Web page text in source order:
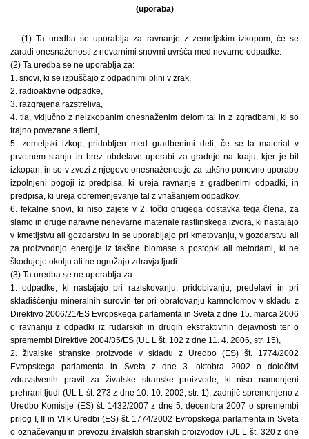
(uporaba)
(1) Ta uredba se uporablja za ravnanje z zemeljskim izkopom, če se
zaradi onesnaženosti z nevarnimi snovmi uvršča med nevarne odpadke.
(2) Ta uredba se ne uporablja za:
1. snovi, ki se izpuščajo z odpadnimi plini v zrak,
2. radioaktivne odpadke,
3. razgrajena razstreliva,
4. tla, vključno z neizkopanim onesnaženim delom tal in z zgradbami, ki so
trajno povezane s tlemi,
5. zemeljski izkop, pridobljen med gradbenimi deli, če se ta material v
prvotnem stanju in brez obdelave uporabi za gradnjo na kraju, kjer je bil
izkopan, in so v zvezi z njegovo onesnaženostjo za takšno ponovno uporabo
izpolnjeni pogoji iz predpisa, ki ureja ravnanje z gradbenimi odpadki, in
predpisa, ki ureja obremenjevanje tal z vnašanjem odpadkov,
6. fekalne snovi, ki niso zajete v 2. točki drugega odstavka tega člena, za
slamo in druge naravne nenevarne materiale rastlinskega izvora, ki nastajajo
v kmetijstvu ali gozdarstvu in se uporabljajo pri kmetovanju, v gozdarstvu ali
za proizvodnjo energije iz takšne biomase s postopki ali metodami, ki ne
škodujejo okolju ali ne ogrožajo zdravja ljudi.
(3) Ta uredba se ne uporablja za:
1. odpadke, ki nastajajo pri raziskovanju, pridobivanju, predelavi in pri
skladiščenju mineralnih surovin ter pri obratovanju kamnolomov v skladu z
Direktivo 2006/21/ES Evropskega parlamenta in Sveta z dne 15. marca 2006
o ravnanju z odpadki iz rudarskih in drugih ekstraktivnih dejavnosti ter o
spremembi Direktive 2004/35/ES (UL L št. 102 z dne 11. 4. 2006, str. 15),
2. živalske stranske proizvode v skladu z Uredbo (ES) št. 1774/2002
Evropskega parlamenta in Sveta z dne 3. oktobra 2002 o določitvi
zdravstvenih pravil za živalske stranske proizvode, ki niso namenjeni
prehrani ljudi (UL L št. 273 z dne 10. 10. 2002, str. 1), zadnjič spremenjeno z
Uredbo Komisije (ES) št. 1432/2007 z dne 5. decembra 2007 o spremembi
prilog I, II in VI k Uredbi (ES) št. 1774/2002 Evropskega parlamenta in Sveta
o označevanju in prevozu živalskih stranskih proizvodov (UL L št. 320 z dne